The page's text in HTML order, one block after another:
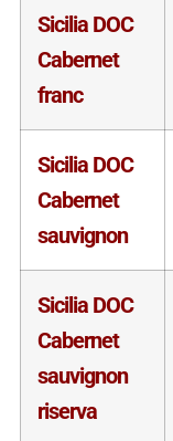
Sicilia DOC
Cabernet
franc
Sicilia DOC
Cabernet
sauvignon
Sicilia DOC
Cabernet
sauvignon
riserva